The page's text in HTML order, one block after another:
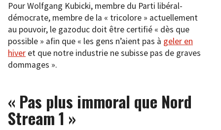
Pour Wolfgang Kubicki, membre du Parti libéral-
démocrate, membre de la « tricolore » actuellement
au pouvoir, le gazoduc doit être certifié « dès que
possible » afin que « les gens n’aient pas à geler en
hiver et que notre industrie ne subisse pas de graves
dommages ».
« Pas plus immoral que Nord
Stream 1 »